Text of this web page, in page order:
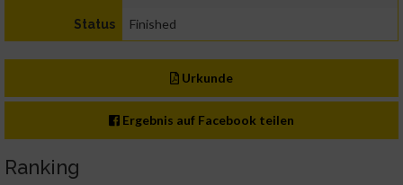
Status Finished
Urkunde
Ergebnis auf Facebook teilen
Ranking